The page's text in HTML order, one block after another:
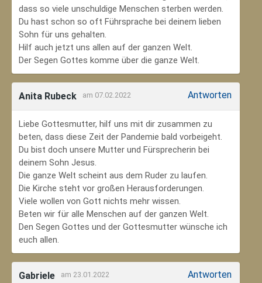
dass so viele unschuldige Menschen sterben werden.
Du hast schon so oft Führsprache bei deinem lieben
Sohn für uns gehalten.
Hilf auch jetzt uns allen auf der ganzen Welt.
Der Segen Gottes komme über die ganze Welt.
Anita Rubeck am 07.02.2022 Antworten
Liebe Gottesmutter, hilf uns mit dir zusammen zu
beten, dass diese Zeit der Pandemie bald vorbeigeht.
Du bist doch unsere Mutter und Fürsprecherin bei
deinem Sohn Jesus.
Die ganze Welt scheint aus dem Ruder zu laufen.
Die Kirche steht vor großen Herausforderungen.
Viele wollen von Gott nichts mehr wissen.
Beten wir für alle Menschen auf der ganzen Welt.
Den Segen Gottes und der Gottesmutter wünsche ich
euch allen.
Gabriele am 23.01.2022 Antworten